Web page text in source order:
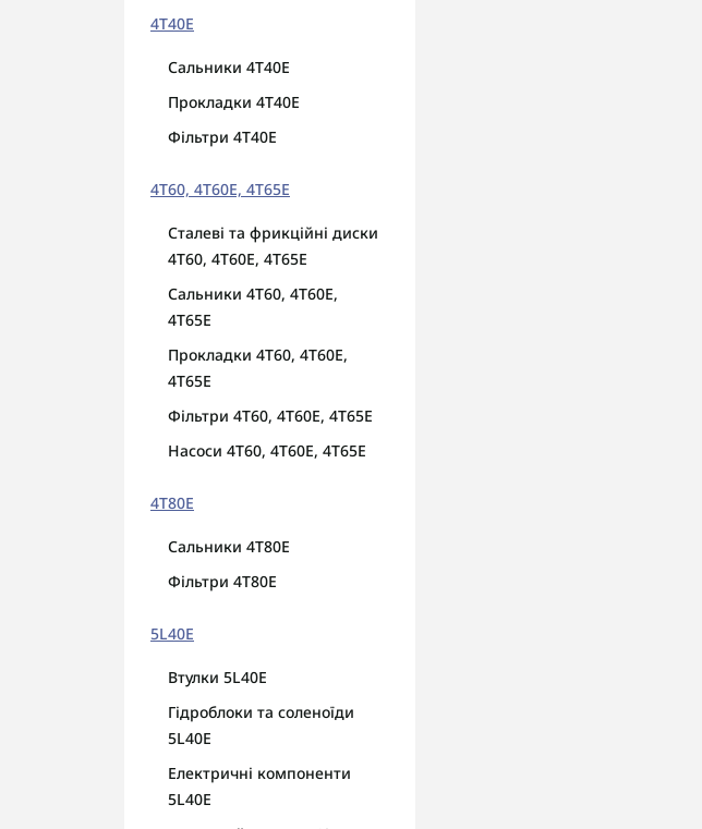
4T40E
Сальники 4T40E
Прокладки 4T40E
Фільтри 4T40E
4T60, 4T60E, 4Т65E
Сталеві та фрикційні диски
4T60, 4T60E, 4Т65E
Сальники 4T60, 4T60E,
4Т65E
Прокладки 4T60, 4T60E,
4Т65E
Фільтри 4T60, 4T60E, 4Т65E
Насоси 4T60, 4T60E, 4Т65E
4T80E
Сальники 4T80E
Фільтри 4T80E
5L40E
Втулки 5L40E
Гідроблоки та соленоїди
5L40E
Електричні компоненти
5L40E